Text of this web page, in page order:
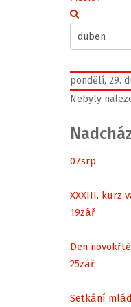
pondělí, 29.
Nebyly
07srp
XXXIII. kurz
19zář
Den
25zář
Setkání